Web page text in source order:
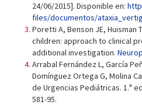
24/06/2015]. Disponible en:
files/documentos/
Poretti A, Benson JE, Huisman
children: approach to clinical
additional investigation.
Arrabal Fernández L, García
Domínguez Ortega G, Molina
de Urgencias Pediátricas. 1.ª
581-95.